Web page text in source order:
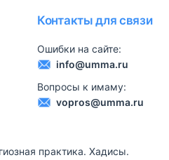
Контакты для связи
Ошибки на сайте:
info@umma.ru
Вопросы к имаму:
vopros@umma.ru
практика. Хадисы.